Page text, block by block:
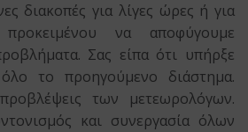
διακοπές για λίγες ώρες ή για
να αποφύγουμε
Σας είπα ότι υπήρξε
το προηγούμενο διάστημα.
των μετεωρολόγων.
και συνεργασία όλων